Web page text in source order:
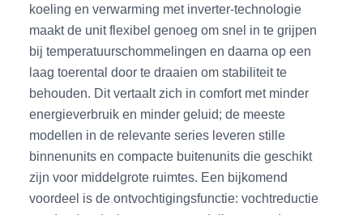
koeling en verwarming met inverter-technologie
maakt de unit flexibel genoeg om snel in te grijpen
bij temperatuurschommelingen en daarna op een
laag toerental door te draaien om stabiliteit te
behouden. Dit vertaalt zich in comfort met minder
energieverbruik en minder geluid; de meeste
modellen in de relevante series leveren stille
binnenunits en compacte buitenunits die geschikt
zijn voor middelgrote ruimtes. Een bijkomend
voordeel is de ontvochtigingsfunctie: vochtreductie